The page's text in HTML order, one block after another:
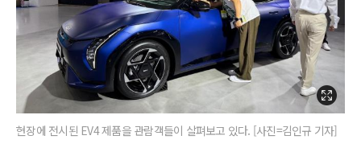
현장에 전시된 EV4 제품을 관람객들이 살펴보고 있다. [사진=김인규 기자]